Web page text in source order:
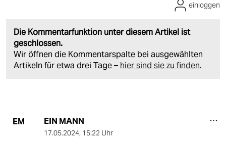
Die Kommentarfunktion unter diesem Artikel ist
geschlossen.
Wir öffnen die Kommentarspalte bei ausgewählten
Artikeln für etwa drei Tage – hier sind sie zu finden.
einloggen
EM EIN MANN
17.05.2024, 15:22 Uhr